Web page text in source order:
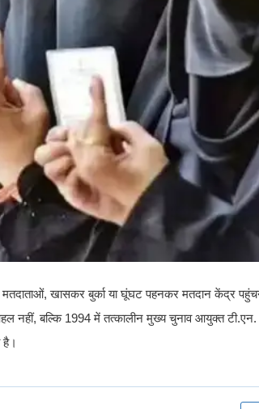
खासकर बुर्का या घूंघट पहनकर मतदान केंद्र
नहीं, बल्कि 1994 में तत्कालीन मुख्य चुनाव आयुक्त
है।